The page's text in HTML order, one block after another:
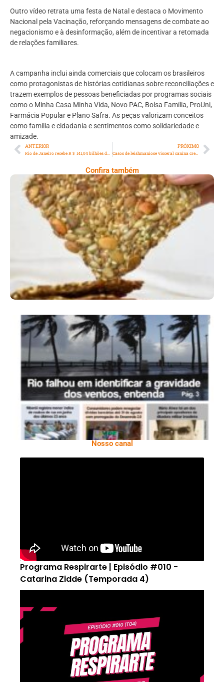
Outro vídeo retrata uma festa de Natal e destaca o Movimento
Nacional pela Vacinação, reforçando mensagens de combate ao
negacionismo e à desinformação, além de incentivar a retomada
de relações familiares.
A campanha inclui ainda comerciais que colocam os brasileiros
como protagonistas de histórias cotidianas sobre reconciliações e
trazem exemplos de pessoas beneficiadas por programas sociais
como o Minha Casa Minha Vida, Novo PAC, Bolsa Família, ProUni,
Farmácia Popular e Plano Safra. As peças valorizam conceitos
como família e cidadania e sentimentos como solidariedade e
amizade.
ANTERIOR
Rio de Janeiro recebe R＄ 141,04 bilhões do Governo Federal em 2023, entre recursos para estado, prefeituras e cidadãos nos 92 municípios
PRÓXIMO
Casos de leishmaniose visceral canina crescem 40% no Rio de Janeiro, informa Secretaria de Estado de Saúde
Confira também
Comer Bem: Cracker De Sementes
Ano X – Número 366 01 A 07 De Agosto De
2026
Nosso canal
Programa Respirarte | Episódio #010 -
Catarina Zidde (Temporada 4)